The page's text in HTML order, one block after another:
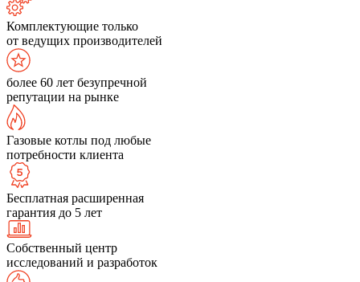
Комплектующие только
от ведущих производителей
более 60 лет безупречной
репутации на рынке
Газовые котлы под любые
потребности клиента
Бесплатная расширенная
гарантия до 5 лет
Собственный центр
исследований и разработок